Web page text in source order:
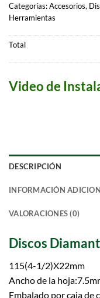
Categorías:Accesorios,
Herramientas
Total
Video de
DESCRIPCIÓN
INFORMACIÓN
VALORACIONES (0)
Discos
115(4-1/2)X22mm
Ancho de la
Embalado por caja de